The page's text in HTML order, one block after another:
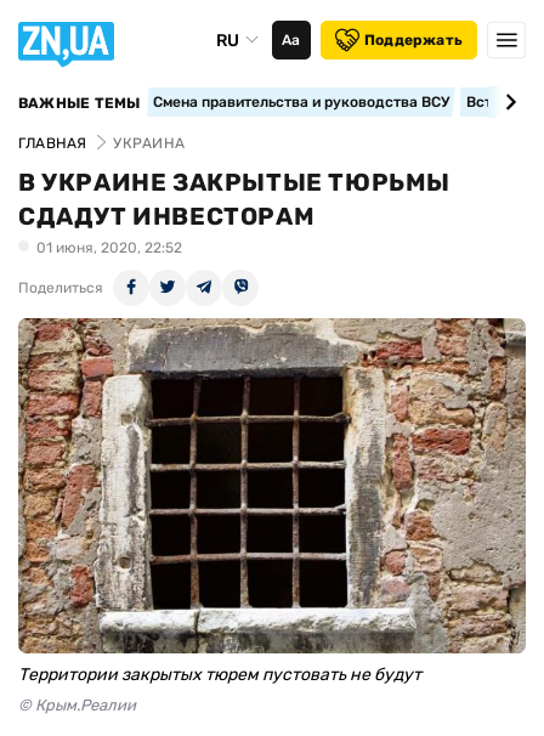
RU Аа Поддержать
ВАЖНЫЕ ТЕМЫ Смена правительства и руководства ВСУ
ГЛАВНАЯ УКРАИНА
В УКРАИНЕ ЗАКРЫТЫЕ ТЮРЬМЫ
СДАДУТ ИНВЕСТОРАМ
01 июня, 2020, 22:52
Поделиться
Территории закрытых тюрем пустовать не будут
© Крым.Реалии